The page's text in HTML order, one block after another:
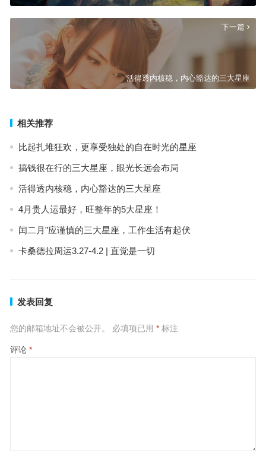
下一篇
活得透内核稳，内心豁达的三大星座
相关推荐
比起扎堆狂欢，更享受独处的自在时光的星座
搞钱很在行的三大星座，眼光长远会布局
活得透内核稳，内心豁达的三大星座
4月贵人运最好，旺整年的5大星座！
闰二月”应谨慎的三大星座，工作生活有起伏
卡桑德拉周运3.27-4.2 | 直觉是一切
发表回复
您的邮箱地址不会被公开。 必填项已用 *标注
评论 *